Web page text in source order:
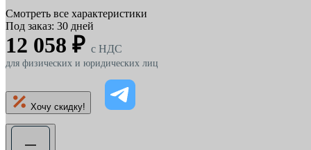
Смотреть все характеристики
Под заказ: 30 дней
12 058 ₽ c НДС
для физических и юридических лиц
Хочу скидку!